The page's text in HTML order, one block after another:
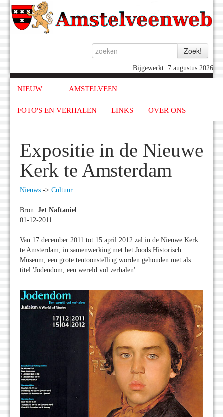
Bijgewerkt: 7 augustus 2026
NIEUW AMSTELVEEN
FOTO'S EN VERHALEN LINKS OVER ONS
Expositie in de Nieuwe
Kerk te Amsterdam
Nieuws -> Cultuur
Bron: Jet Naftaniel
01-12-2011
Van 17 december 2011 tot 15 april 2012 zal in de Nieuwe Kerk
te Amsterdam, in samenwerking met het Joods Historisch
Museum, een grote tentoonstelling worden gehouden met als
titel 'Jodendom, een wereld vol verhalen'.